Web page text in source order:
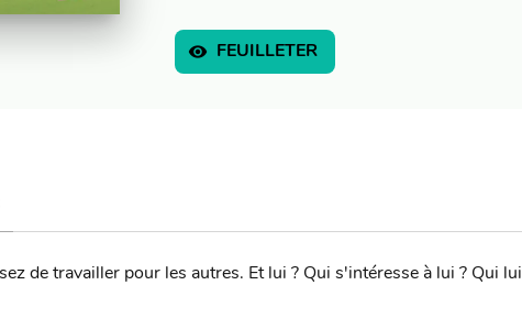
visibility FEUILLETER
de travailler pour les autres. Et lui ? Qui s'intéresse à lui ? Qui